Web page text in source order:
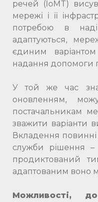
речей (IoMT)
мережі і її
потребою в
адаптуються,
єдиним
надання допомоги
У той же час
оновленням,
постачальникам
зважити варіанти
Вкладення повинні
служби рішення
продиктований
адаптованим воно
Можливості,